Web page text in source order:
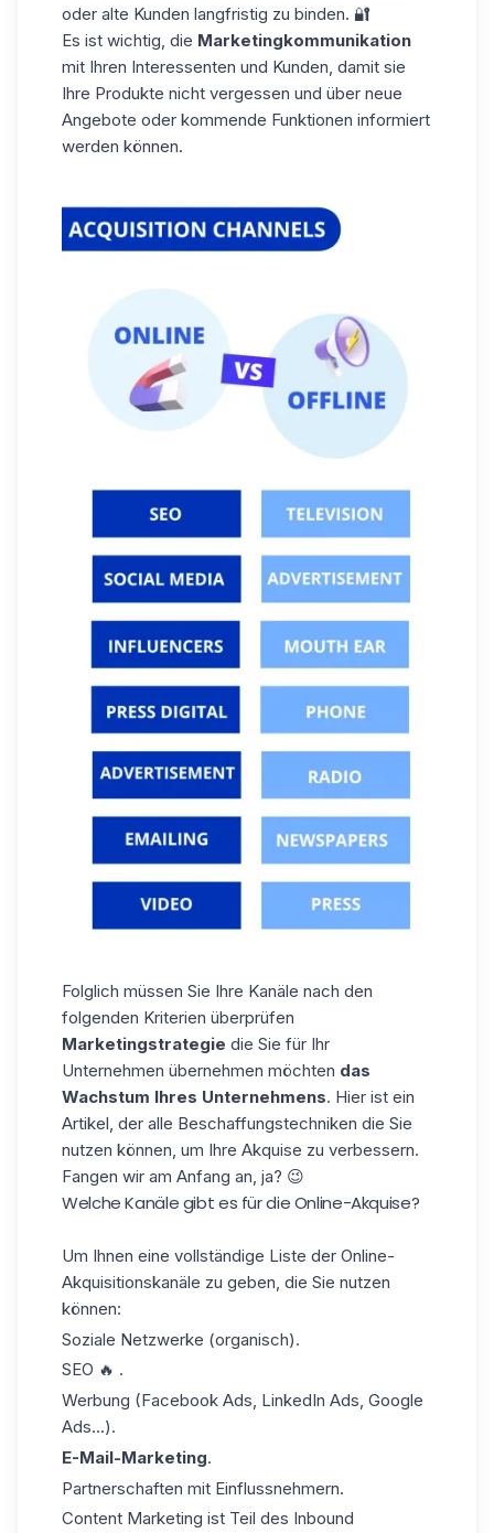
oder alte Kunden langfristig zu binden. 🔐
Es ist wichtig, die Marketingkommunikation
mit Ihren Interessenten und Kunden, damit sie
Ihre Produkte nicht vergessen und über neue
Angebote oder kommende Funktionen informiert
werden können.
Folglich müssen Sie Ihre Kanäle nach den
folgenden Kriterien überprüfen
Marketingstrategie die Sie für Ihr
Unternehmen übernehmen möchten das
Wachstum Ihres Unternehmens. Hier ist ein
Artikel, der alle Beschaffungstechniken die Sie
nutzen können, um Ihre Akquise zu verbessern.
Fangen wir am Anfang an, ja? 😉
Welche Kanäle gibt es für die Online-Akquise?
Um Ihnen eine vollständige Liste der Online-
Akquisitionskanäle zu geben, die Sie nutzen
können:
Soziale Netzwerke (organisch).
SEO 🔥 .
Werbung (Facebook Ads, LinkedIn Ads, Google
Ads...).
E-Mail-Marketing.
Partnerschaften mit Einflussnehmern.
Content Marketing ist Teil des Inbound